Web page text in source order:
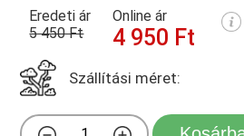
Eredeti ár
5 450 Ft
Online ár
4 950 Ft
Szállítási méret: